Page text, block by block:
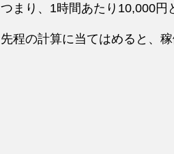
つまり、1時間あたり10,000円
先程の計算に当てはめると、